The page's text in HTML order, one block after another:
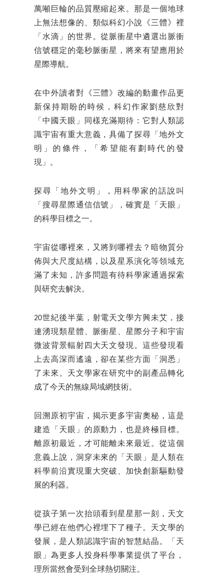
萬噸巨輪的品質壓縮起來。那是一個地球
上無法想像的、類似科幻小說《三體》裡
「水滴」的世界。從脈衝星中遴選出脈衝
信號穩定的毫秒脈衝星，將來有望應用於
星際導航。
在中外讀者對《三體》改編的動畫作品更
新保持期盼的時候，科幻作家劉慈欣對
「中國天眼」同樣充滿期待：它對人類認
識宇宙有重大意義，具備了探尋「地外文
明」的條件，「希望能有劃時代的發
現」。
探尋「地外文明」，用科學家的話說叫
「搜尋星際通信信號」，確實是「天眼」
的科學目標之一。
宇宙從哪裡來，又將到哪裡去？暗物質分
佈與大尺度結構，以及星系演化等領域充
滿了未知，許多問題有待科學家通過探索
與研究去解決。
20世紀後半葉，射電天文學方興未艾，接
連湧現類星體、脈衝星、星際分子和宇宙
微波背景輻射四大天文發現。這些發現看
上去高深而遙遠，卻在某些方面「洞悉」
了未來。天文學家在研究中的副產品轉化
成了今天的無線局域網技術。
回溯原初宇宙，揭示更多宇宙奧秘，這是
建造「天眼」的原動力，也是終極目標。
離原初最近，才可能離未來最近。從這個
意義上說，洞穿未來的「天眼」是人類在
科學前沿實現重大突破、加快創新驅動發
展的利器。
從孩子第一次抬頭看到星星那一刻，天文
學已經在他們心裡埋下了種子。天文學的
發展，是人類認識宇宙的智慧結晶。「天
眼」為更多人投身科學事業提供了平台，
理所當然會受到全球熱切關注。